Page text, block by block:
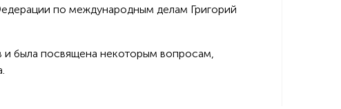
по международным делам Григорий
и была посвящена некоторым вопросам,